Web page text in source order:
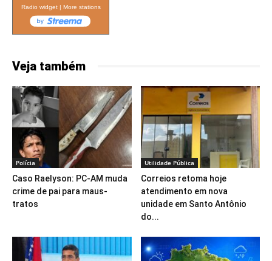
Radio widget| More stations
Veja também
Polícia
Caso Raelyson: PC-AM muda
crime de pai para maus-
tratos
Utilidade Pública
Correios retoma hoje
atendimento em nova
unidade em Santo Antônio
do...